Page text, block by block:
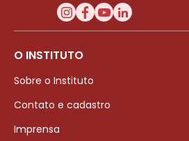
O INSTITUTO
Sobre o Instituto
Contato e cadastro
Imprensa